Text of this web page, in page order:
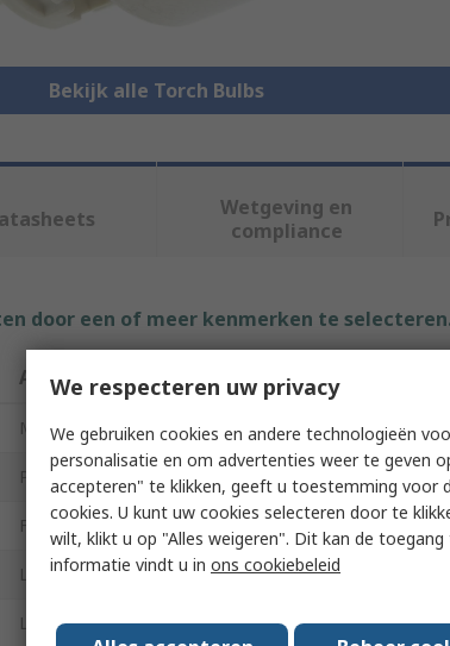
Bekijk alle Torch Bulbs
Wetgeving en
compliance
door een of meer kenmerken te
Attribuut
Merk Maglite
Product Type
For Use With 6C/6D
Lamp Type
Lamp Base/Socket BI-Pin
We respecteren uw privacy
We gebruiken cookies en andere technologieën
personalisatie en om advertenties weer te geven
accepteren" te klikken, geeft u toestemming voor
cookies. U kunt uw cookies selecteren door te
wilt, klikt u op "Alles weigeren". Dit kan de
informatie vindt u in ons cookiebeleid